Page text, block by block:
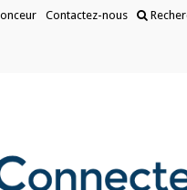
Contactez-nous